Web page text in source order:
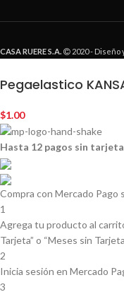
CASA RUERE S.A. 2020 -
Pegaelastico
$1.00
Hasta 12 pagos sin tarjeta
Compra con Mercado Pago
1
Agrega tu producto al
Tarjeta” o “Meses sin
2
Inicia sesión en Mercado
3